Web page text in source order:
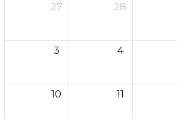
27 28
3 4
10 11